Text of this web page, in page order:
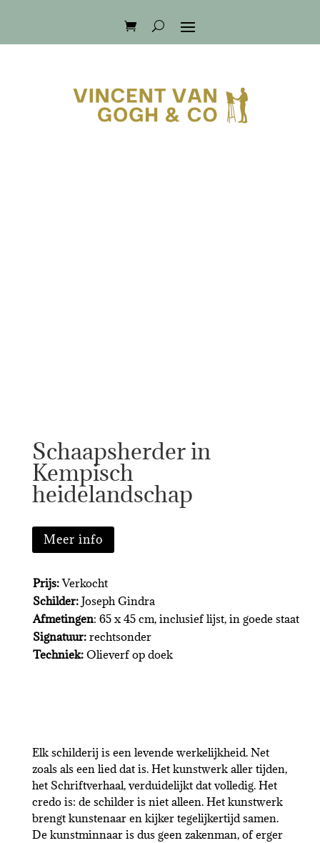
Schaapsherder in
Kempisch
heidelandschap
Meer info
Prijs:Verkocht
Schilder: Joseph Gindra
Afmetingen: 65 x 45 cm, inclusief lijst, in goede staat
Signatuur:rechtsonder
Techniek: Olieverf op doek
Elk schilderij is een levende werkelijkheid. Net
zoals als een lied dat is. Het kunstwerk aller tijden,
het Schriftverhaal, verduidelijkt dat volledig. Het
credo is: de schilder is niet alleen. Het kunstwerk
brengt kunstenaar en kijker tegelijkertijd samen.
De kunstminnaar is dus geen zakenman, of erger